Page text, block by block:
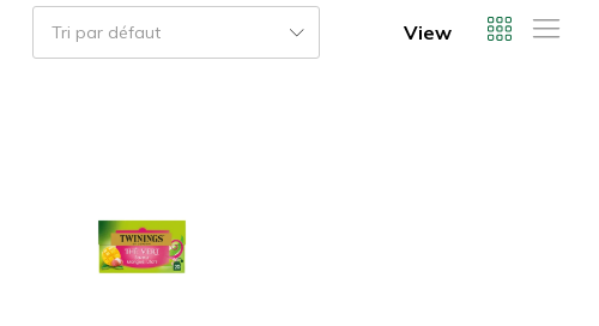
Tri par défaut View